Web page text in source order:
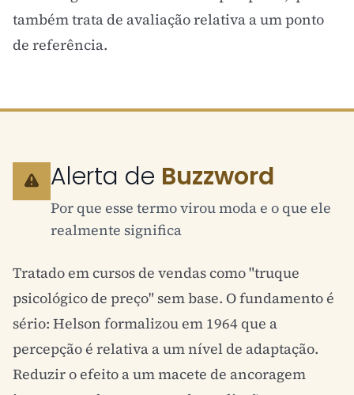
também trata de avaliação relativa a um ponto
de referência.
Alerta de Buzzword
Por que esse termo virou moda e o que ele
realmente significa
Tratado em cursos de vendas como "truque
psicológico de preço" sem base. O fundamento é
sério: Helson formalizou em 1964 que a
percepção é relativa a um nível de adaptação.
Reduzir o efeito a um macete de ancoragem